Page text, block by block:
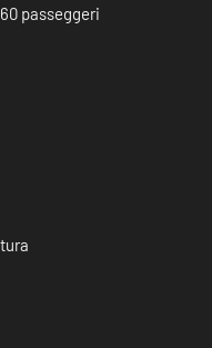
passeggeri